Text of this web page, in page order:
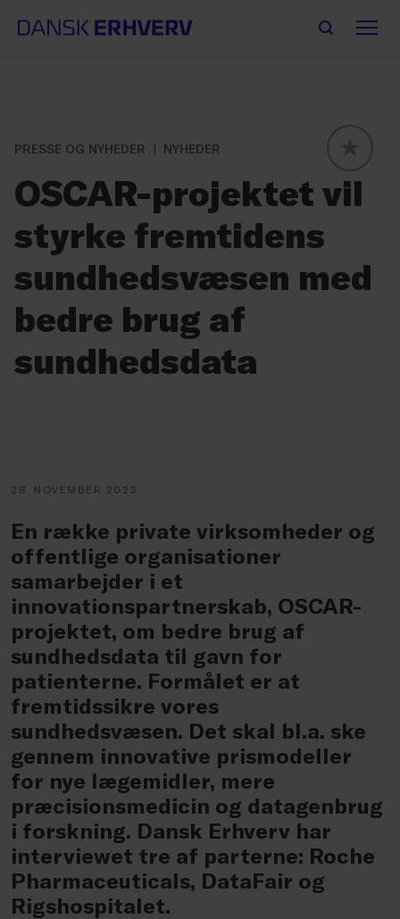
PRESSE OG NYHEDER
NYHEDER
OSCAR-projektet vil
styrke fremtidens
sundhedsvæsen med
bedre brug af
sundhedsdata
28. NOVEMBER 2023
En række private virksomheder og
offentlige organisationer
samarbejder i et
innovationspartnerskab, OSCAR-
projektet, om bedre brug af
sundhedsdata til gavn for
patienterne. Formålet er at
fremtidssikre vores
sundhedsvæsen. Det skal bl.a. ske
gennem innovative prismodeller
for nye lægemidler, mere
præcisionsmedicin og datagenbrug
i forskning. Dansk Erhverv har
interviewet tre af parterne: Roche
Pharmaceuticals, DataFair og
Rigshospitalet.